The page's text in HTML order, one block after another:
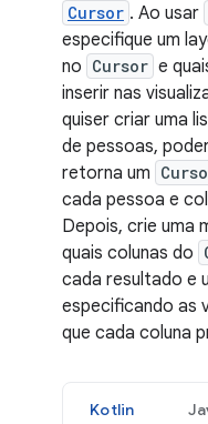
Cursor . Ao usar
especifique um
no Cursor e
inserir nas
quiser criar uma
de pessoas,
retorna um
cada pessoa e
Depois, crie uma
quais colunas do
cada resultado e
especificando as
que cada coluna
Kotlin